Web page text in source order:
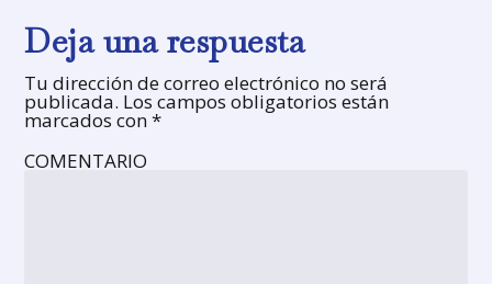
Deja una respuesta
Tu dirección de correo electrónico no será
publicada. Los campos obligatorios están
marcados con*
COMENTARIO